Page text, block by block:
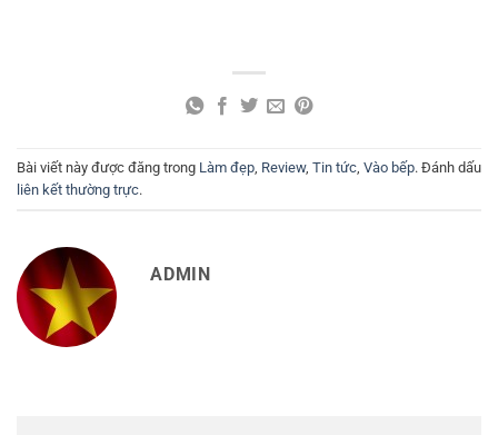
Bài viết này được đăng trong Làm đẹp Review, Tin tức Vào bếp. Đánh dấu
liên kết thường trực.
ADMIN